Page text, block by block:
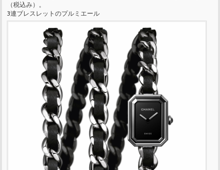
（税込み）。
3連ブレスレットのプルミエール